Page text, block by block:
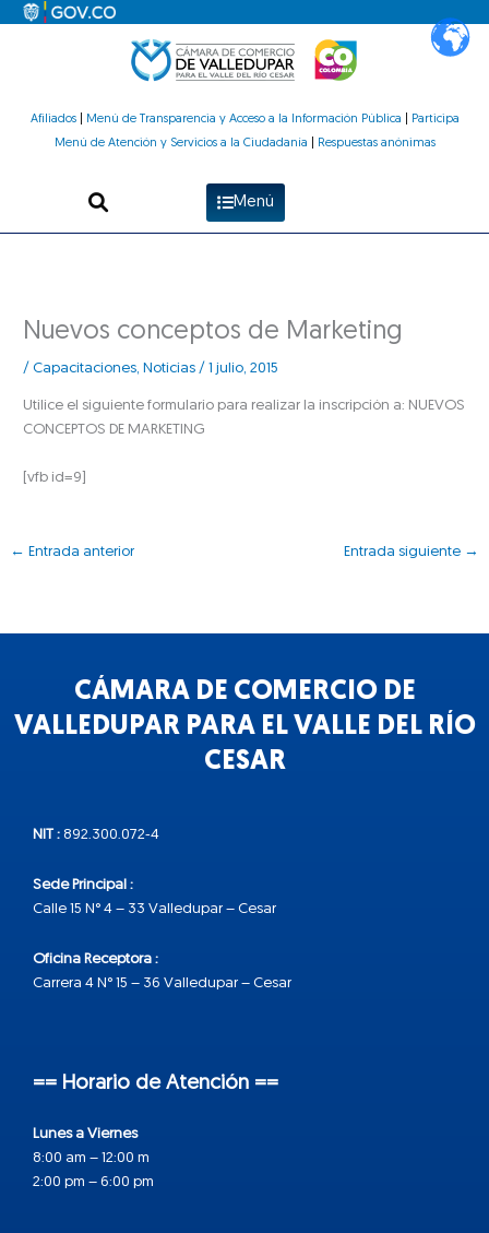
Afiliados| Menú de Transparencia y Acceso a la Información Pública
Participa
Menú de Atención y Servicios a la Ciudadanía
Respuestas anónimas
Menú
Nuevos conceptos de Marketing
/Capacitaciones, Noticias /1 julio, 2015
Utilice el siguiente formulario para realizar la inscripción a: NUEVOS
CONCEPTOS DE MARKETING
[vfb id=9]
← Entrada anterior Entrada siguiente →
CÁMARA DE COMERCIO DE
VALLEDUPAR PARA EL VALLE DEL RÍO
CESAR
NIT : 892.300.072-4
Sede Principal :
Calle 15 N° 4 – 33 Valledupar – Cesar
Oficina Receptora :
Carrera 4 N° 15 – 36 Valledupar – Cesar
== Horario de Atención ==
Lunes a Viernes
8:00 am – 12:00 m
2:00 pm – 6:00 pm